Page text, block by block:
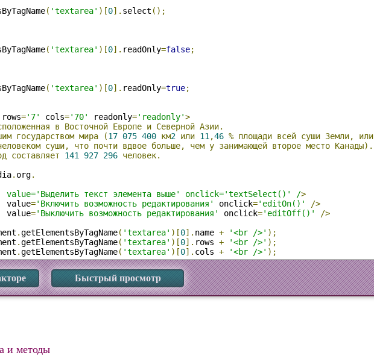
( 'textarea' )[0]. select ();
( 'textarea' )[0]. readOnly=false;
( 'textarea' )[0]. readOnly=true;
rows='7' cols='70' readonly='readonly'>
в Восточной Европе и Северной Азии.
государством мира (17 075 400 км2 или 11,46 % площади всей суши Земли,
или
суши, что почти вдвое больше, чем у занимающей второе место Канады).
составляет 141 927 296 человек.
. org.
текст элемента выше' onclick='textSelect()' />
value='Включить возможность редактирования' onclick='editOn()'
/>
value='Выключить возможность редактирования' onclick='editOff()'
/>
.getElementsByTagName( 'textarea' )[0]. name + '<br />' );
.getElementsByTagName( 'textarea' )[0]. rows + '<br />' );
.getElementsByTagName( 'textarea' )[0]. cols + '<br />' );
Быстрый просмотр
и методы